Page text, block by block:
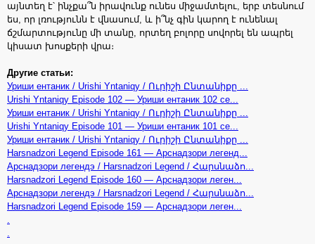
այնտեղ է՝ ինչքա՞ն իրավունք ունես միջամտելու, երբ տեսնում
ես, որ լռությունն է վնասում, և ի՞նչ գին կարող է ունենալ
ճշմարտությունը մի տանը, որտեղ բոլորը սովորել են ապրել
կիսատ խոսքերի վրա։
Другие статьи:
Уриши ентаник / Urishi Yntaniqy / Ուրիշի Ընտանիքը ...
Urishi Yntaniqy Episode 102 — Уриши ентаник 102 се...
Уриши ентаник / Urishi Yntaniqy / Ուրիշի Ընտանիքը ...
Urishi Yntaniqy Episode 101 — Уриши ентаник 101 се...
Уриши ентаник / Urishi Yntaniqy / Ուրիշի Ընտանիքը ...
Harsnadzori Legend Episode 161 — Арснадзори легенд...
Арснадзори легендэ / Harsnadzori Legend / Հարսնաձո...
Harsnadzori Legend Episode 160 — Арснадзори леген...
Арснадзори легендэ / Harsnadzori Legend / Հարսնաձո...
Harsnadzori Legend Episode 159 — Арснадзори леген...
.
.